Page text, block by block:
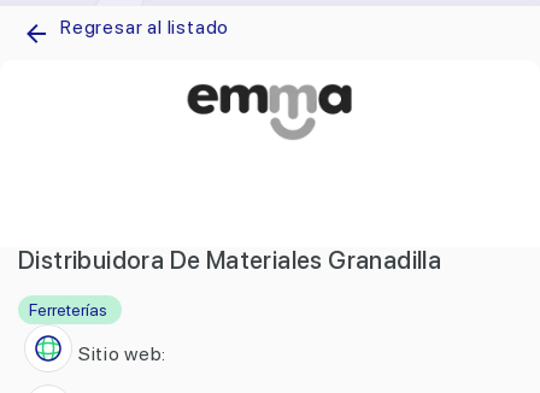
Regresar al listado
Distribuidora De Materiales Granadilla
Ferreterías
Sitio web: